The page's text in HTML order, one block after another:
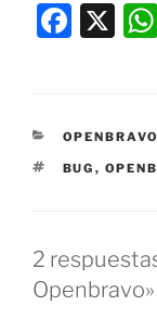
F
e
b
k
X
OPENBRAVO
ETIQUETAS
BUG ,
2
Openbravo»